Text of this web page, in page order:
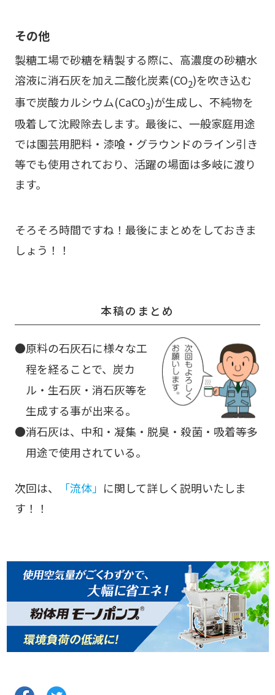
その他
製糖工場で砂糖を精製する際に、高濃度の砂糖水
溶液に消石灰を加え二酸化炭素(CO2)を吹き込む
事で炭酸カルシウム(CaCO3)が生成し、不純物を
吸着して沈殿除去します。最後に、一般家庭用途
では園芸用肥料・漆喰・グラウンドのライン引き
等でも使用されており、活躍の場面は多岐に渡り
ます。
そろそろ時間ですね！最後にまとめをしておきま
しょう！！
本稿のまとめ
原料の石灰石に様々な工
程を経ることで、炭カ
ル・生石灰・消石灰等を
生成する事が出来る。
消石灰は、中和・凝集・脱臭・殺菌・吸着等多
用途で使用されている。
次回は、 「流体」 に関して詳しく説明いたしま
す！！